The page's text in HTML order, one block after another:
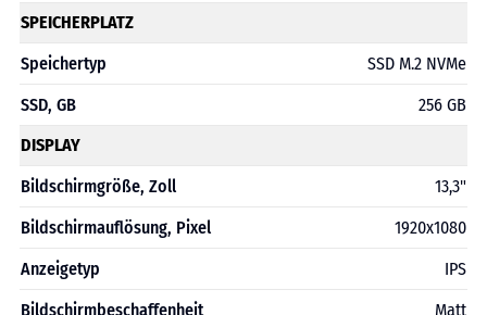
SPEICHERPLATZ
Speichertyp
SSD M.2 NVMe
SSD, GB
256 GB
DISPLAY
Bildschirmgröße, Zoll
13,3"
Bildschirmauflösung, Pixel
1920x1080
Anzeigetyp
IPS
Bildschirmbeschaffenheit
Matt